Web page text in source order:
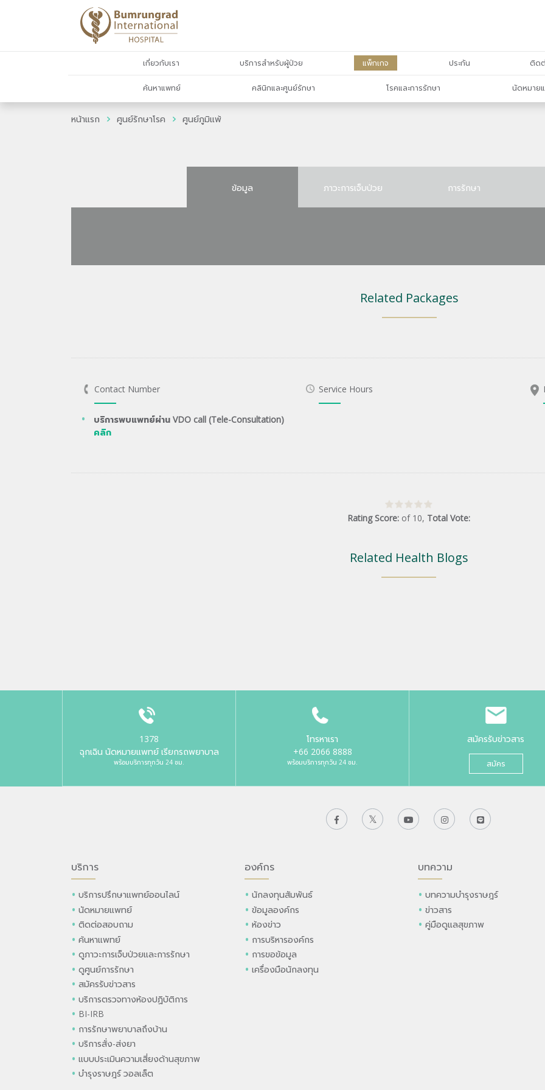
เกี่ยวกับเรา บริการสำหรับผู้ป่วย แพ็กเกจ ประกัน ติดต่
ค้นหาแพทย์ คลินิกและศูนย์รักษา โรคและการรักษา นัดหมาย
หน้าแรก ศูนย์รักษาโรค ศูนย์ภูมิแพ้
ข้อมูล ภาวะการเจ็บป่วย การรักษา
Related Packages
Contact Number
บริการพบแพทย์ผ่าน VDO call (Tele-Consultation)
คลิก
Service Hours
Rating Score: of 10, Total Vote:
Related Health Blogs
1378
ฉุกเฉิน นัดหมายแพทย์ เรียกรถพยาบาล
พร้อมบริการทุกวัน 24 ชม.
โทรหาเรา
+66 2066 8888
พร้อมบริการทุกวัน 24 ชม.
สมัครรับข่าวสาร
สมัคร
บริการ
บริการปรึกษาแพทย์ออนไลน์
นัดหมายแพทย์
ติดต่อสอบถาม
ค้นหาแพทย์
ดูภาวะการเจ็บป่วยและการรักษา
ดูศูนย์การรักษา
สมัครรับข่าวสาร
บริการตรวจทางห้องปฏิบัติการ
BI-IRB
การรักษาพยาบาลถึงบ้าน
บริการสั่ง-ส่งยา
แบบประเมินความเสี่ยงด้านสุขภาพ
บำรุงราษฎร์ วอลเล็ต
องค์กร
นักลงทุนสัมพันธ์
ข้อมูลองค์กร
ห้องข่าว
การบริหารองค์กร
การขอข้อมูล
เครื่องมือนักลงทุน
บทความ
บทความบำรุงราษฎร์
ข่าวสาร
คู่มือดูแลสุขภาพ